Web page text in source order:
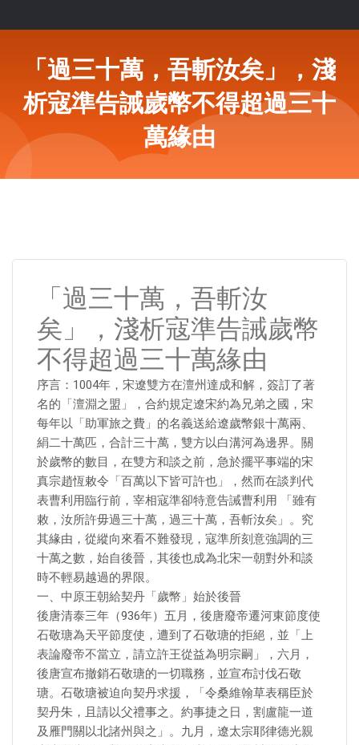
「過三十萬，吾斬汝矣」，淺
析寇準告誡歲幣不得超過三十
萬緣由
「過三十萬，吾斬汝
矣」，淺析寇準告誡歲幣
不得超過三十萬緣由
序言：1004年，宋遼雙方在澶州達成和解，簽訂了著
名的「澶淵之盟」，合約規定遼宋約為兄弟之國，宋
每年以「助軍旅之費」的名義送給遼歲幣銀十萬兩、
絹二十萬匹，合計三十萬，雙方以白溝河為邊界。關
於歲幣的數目，在雙方和談之前，急於擺平事端的宋
真宗趙恆敕令「百萬以下皆可許也」，然而在談判代
表曹利用臨行前，宰相寇準卻特意告誡曹利用 「雖有
敕，汝所許毋過三十萬，過三十萬，吾斬汝矣」。究
其緣由，從縱向來看不難發現，寇準所刻意強調的三
十萬之數，始自後晉，其後也成為北宋一朝對外和談
時不輕易越過的界限。
一、中原王朝給契丹「歲幣」始於後晉
後唐清泰三年（936年）五月，後唐廢帝遷河東節度使
石敬瑭為天平節度使，遭到了石敬瑭的拒絕，並「上
表論廢帝不當立，請立許王從益為明宗嗣」，六月，
後唐宣布撤銷石敬瑭的一切職務，並宣布討伐石敬
瑭。石敬瑭被迫向契丹求援，「令桑維翰草表稱臣於
契丹朱，且請以父禮事之。約事捷之日，割盧龍一道
及雁門關以北諸州與之」。九月，遼太宗耶律德光親